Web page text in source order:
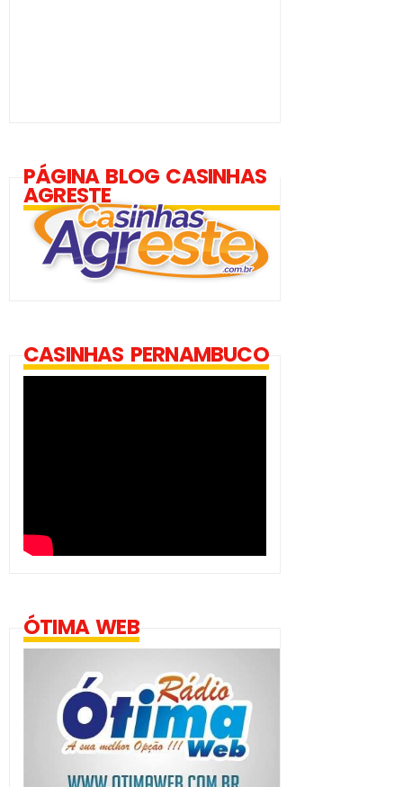
PÁGINA BLOG CASINHAS
AGRESTE
CASINHAS PERNAMBUCO
ÓTIMA WEB